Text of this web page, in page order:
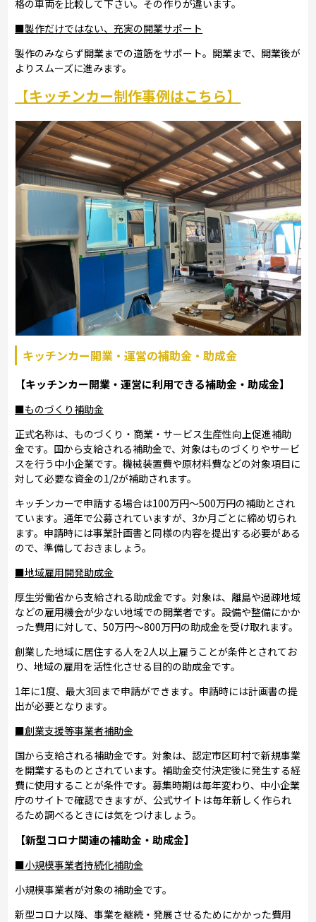
格の車両を比較して下さい。その作りが違います。
■製作だけではない、充実の開業サポート
製作のみならず開業までの道筋をサポート。開業まで、開業後が
よりスムーズに進みます。
【キッチンカー制作事例はこちら】
キッチンカー開業・運営の補助金・助成金
【キッチンカー開業・運営に利用できる補助金・助成金】
■ものづくり補助金
正式名称は、ものづくり・商業・サービス生産性向上促進補助
金です。国から支給される補助金で、対象はものづくりやサービ
スを行う中小企業です。機械装置費や原材料費などの対象項目に
対して必要な資金の1/2が補助されます。
キッチンカーで申請する場合は100万円～500万円の補助とされ
ています。通年で公募されていますが、3か月ごとに締め切られ
ます。申請時には事業計画書と同様の内容を提出する必要がある
ので、準備しておきましょう。
■地域雇用開発助成金
厚生労働省から支給される助成金です。対象は、離島や過疎地域
などの雇用機会が少ない地域での開業者です。設備や整備にかか
った費用に対して、50万円～800万円の助成金を受け取れます。
創業した地域に居住する人を2人以上雇うことが条件とされてお
り、地域の雇用を活性化させる目的の助成金です。
1年に1度、最大3回まで申請ができます。申請時には計画書の提
出が必要となります。
■創業支援等事業者補助金
国から支給される補助金です。対象は、認定市区町村で新規事業
を開業するものとされています。補助金交付決定後に発生する経
費に使用することが条件です。募集時期は毎年変わり、中小企業
庁のサイトで確認できますが、公式サイトは毎年新しく作られ
るため調べるときには気をつけましょう。
【新型コロナ関連の補助金・助成金】
■小規模事業者持続化補助金
小規模事業者が対象の補助金です。
新型コロナ以降、事業を継続・発展させるためにかかった費用